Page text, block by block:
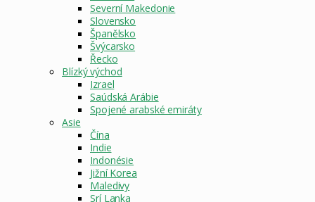
Severní Makedonie
Slovensko
Španělsko
Švýcarsko
Řecko
Blízký východ
Izrael
Saúdská Arábie
Spojené arabské emiráty
Asie
Čína
Indie
Indonésie
Jižní Korea
Maledivy
Srí Lanka